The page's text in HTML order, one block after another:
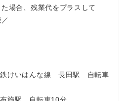
場合、残業代をプラスして
鉄けいはんな線 長田駅 自転車
施駅 自転車10分